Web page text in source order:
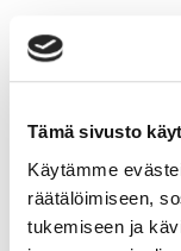
Tämä sivusto
Käytämme
räätälöimiseen,
tukemiseen ja
Ensimmäinen
uusimpia
Suomesta.